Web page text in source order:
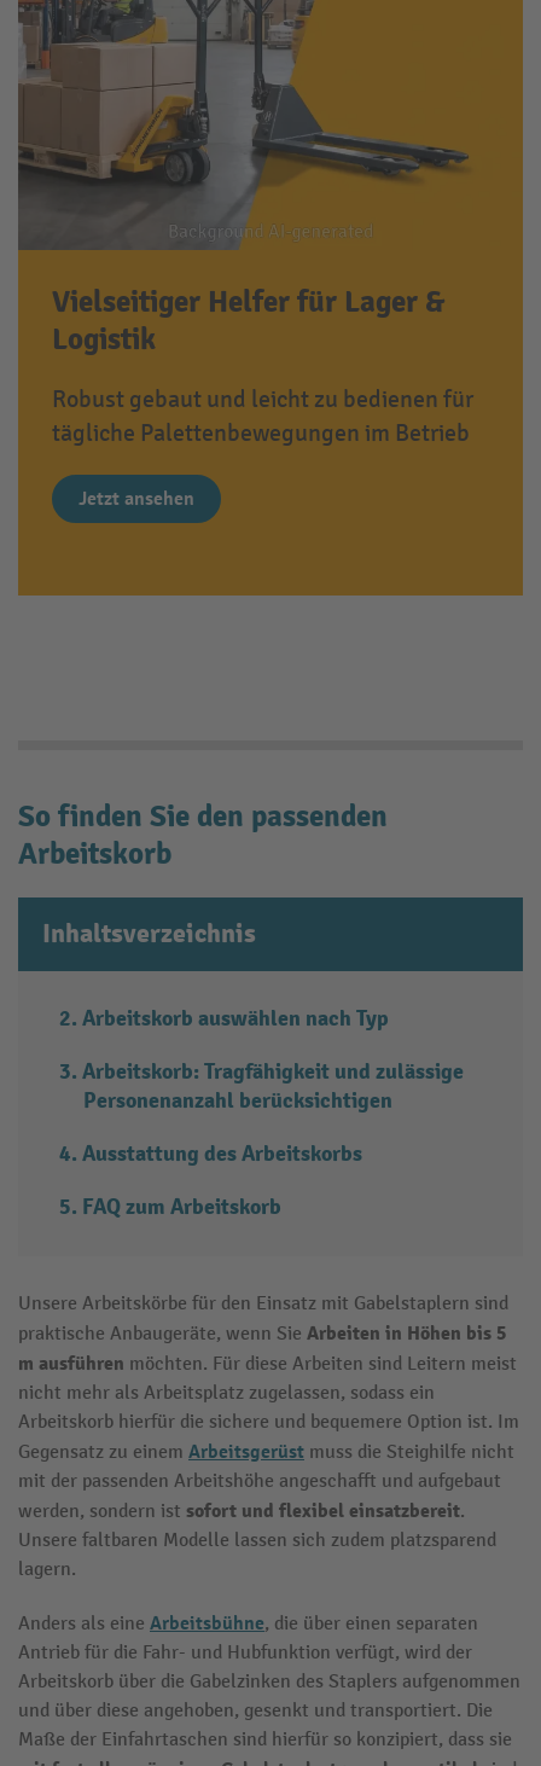
Vielseitiger Helfer für Lager &
Logistik
Robust gebaut und leicht zu bedienen für
tägliche Palettenbewegungen im Betrieb
Jetzt ansehen
So finden Sie den passenden
Arbeitskorb
Inhaltsverzeichnis
Arbeitskorb auswählen nach Typ
Arbeitskorb: Tragfähigkeit und zulässige
Personenanzahl berücksichtigen
Ausstattung des Arbeitskorbs
FAQ zum Arbeitskorb
Unsere Arbeitskörbe für den Einsatz mit Gabelstaplern sind
praktische Anbaugeräte, wenn Sie Arbeiten in Höhen bis 5
m ausführen möchten. Für diese Arbeiten sind Leitern meist
nicht mehr als Arbeitsplatz zugelassen, sodass ein
Arbeitskorb hierfür die sichere und bequemere Option ist. Im
Gegensatz zu einem Arbeitsgerüst muss die Steighilfe nicht
mit der passenden Arbeitshöhe angeschafft und aufgebaut
werden, sondern ist sofort und flexibel einsatzbereit.
Unsere faltbaren Modelle lassen sich zudem platzsparend
lagern.
Anders als eine Arbeitsbühne, die über einen separaten
Antrieb für die Fahr- und Hubfunktion verfügt, wird der
Arbeitskorb über die Gabelzinken des Staplers aufgenommen
und über diese angehoben, gesenkt und transportiert. Die
Maße der Einfahrtaschen sind hierfür so konzipiert, dass sie